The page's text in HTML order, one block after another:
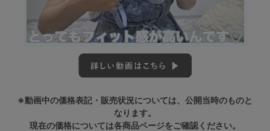
※動画中の価格表記・販売状況については、公開当時のものと
なります。
現在の価格については各商品ページをご確認ください。